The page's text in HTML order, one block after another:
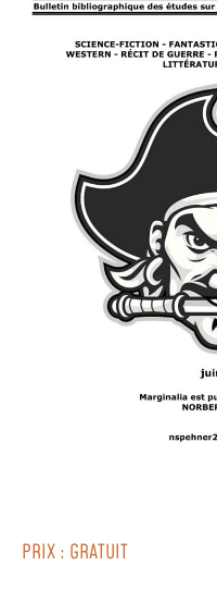
PRIX : GRATUIT